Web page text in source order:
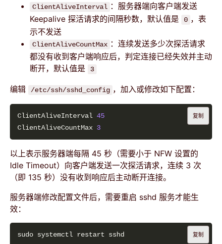
ClientAliveInterval ：服务器端向客户端发送
Keepalive 探活请求的间隔秒数，默认值是
0 ，表
示不发送
ClientAliveCountMax ：连续发送多少次探活请求
都没有收到客户端响应后，判定连接已经失效并主动
断开，默认值是
3
编辑 /etc/ssh/sshd_config ，加入或修改如下配置：
ClientAliveInterval 45
ClientAliveCountMax 3
复制
以上表示服务器端每隔 45 秒（需要小于 NFW 设置的
Idle Timeout）向客户端发送一次探活请求，连续 3 次
（即 135 秒）没有收到响应后主动断开连接。
服务器端修改配置文件后，需要重启 sshd 服务才能生
效：
复制